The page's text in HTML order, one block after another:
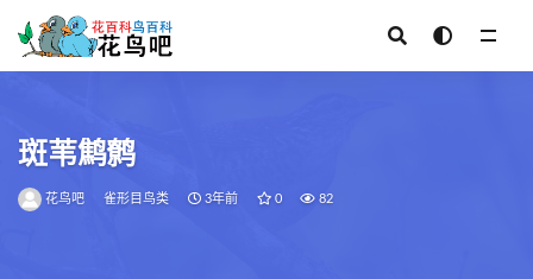
斑苇鹪鹩
花鸟吧 雀形目鸟类 3年前 0 82